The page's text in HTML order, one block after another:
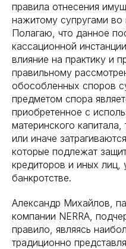
правила отнесения
нажитому супругами
Полагаю, что данное
кассационной
влияние на практику и
правильному
обособленных споров
предметом спора
приобретенное с
материнского
или иначе
которые подлежат
кредиторов и иных лиц,
банкротстве.
Александр Михайлов,
компании NERRA,
правило, являясь
традиционно